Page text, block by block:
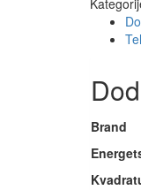
Brand